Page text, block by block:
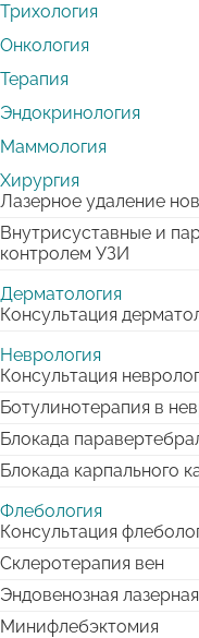
Трихология
Онкология
Терапия
Эндокринология
Маммология
Хирургия
Лазерное удаление
Внутрисуставные и
контролем УЗИ
Дерматология
Консультация
Неврология
Консультация
Ботулинотерапия в
Блокада
Блокада карпального
Флебология
Консультация
Склеротерапия вен
Эндовенозная
Минифлебэктомия